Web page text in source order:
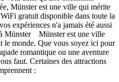
Münster est une ville qui mérite
gratuit disponible dans toute la
expériences n'a jamais été aussi
Münster Münster est une ville
le monde. Que vous soyez ici pour
romantique ou une aventure
faut. Certaines des attractions
: